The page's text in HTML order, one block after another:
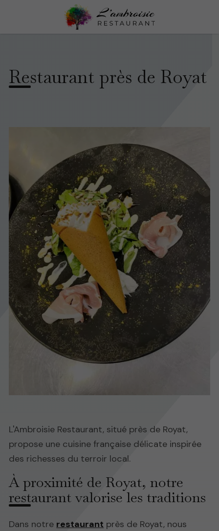
Restaurant près de Royat
L'Ambroisie Restaurant, situé près de Royat,
propose une cuisine française délicate inspirée
des richesses du terroir local.
À proximité de Royat, notre
restaurant valorise les traditions
Dans notre restaurant près de Royat, nous